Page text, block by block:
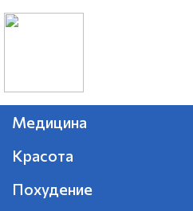
Медицина
Красота
Похудение